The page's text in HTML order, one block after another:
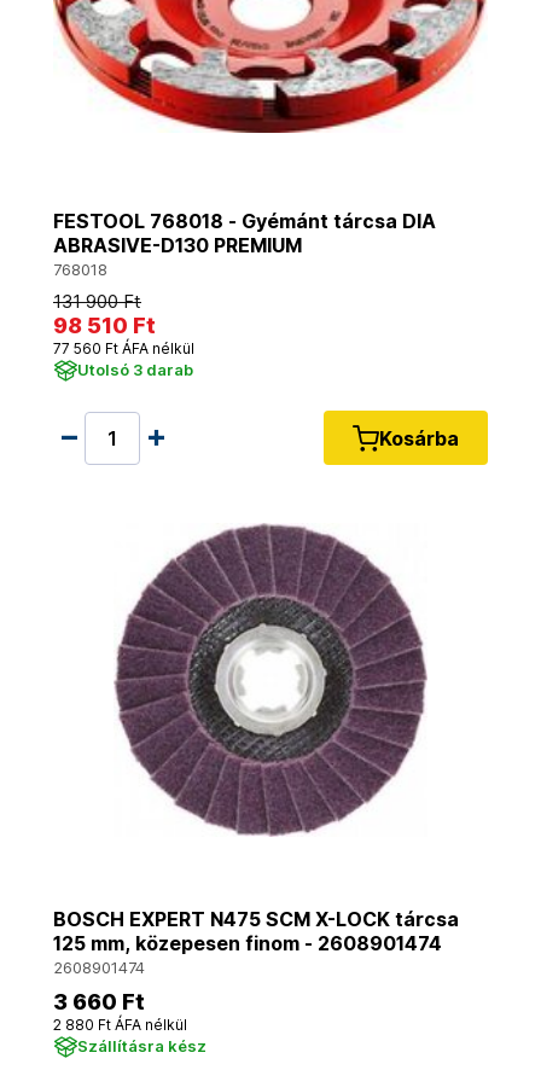
FESTOOL 768018 - Gyémánt tárcsa DIA
ABRASIVE-D130 PREMIUM
768018
131 900 Ft
98 510 Ft
77 560 Ft ÁFA nélkül
Utolsó 3 darab
Kosárba
BOSCH EXPERT N475 SCM X-LOCK tárcsa
125 mm, közepesen finom - 2608901474
2608901474
3 660 Ft
2 880 Ft ÁFA nélkül
Szállításra kész